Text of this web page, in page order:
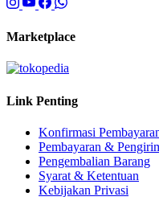
Marketplace
Link Penting
Konfirmasi
Pembayaran &
Pengembalian Barang
Syarat & Ketentuan
Kebijakan Privasi